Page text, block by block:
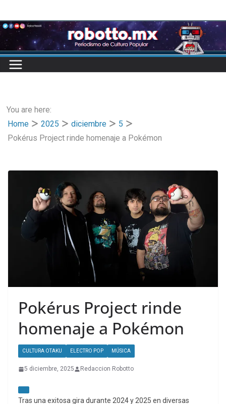
to
content
You are here:
Home
2025 diciembre
5
Pokérus Project rinde homenaje a Pokémon
Pokérus Project rinde
homenaje a Pokémon
CULTURA OTAKU ELECTRO POP MÚSICA
5 diciembre, 2025 Redaccion Robotto
Tras una exitosa gira durante 2024 y 2025 en diversas